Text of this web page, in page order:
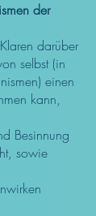
der
darüber
selbst (in
einen
kann,
Besinnung
sowie